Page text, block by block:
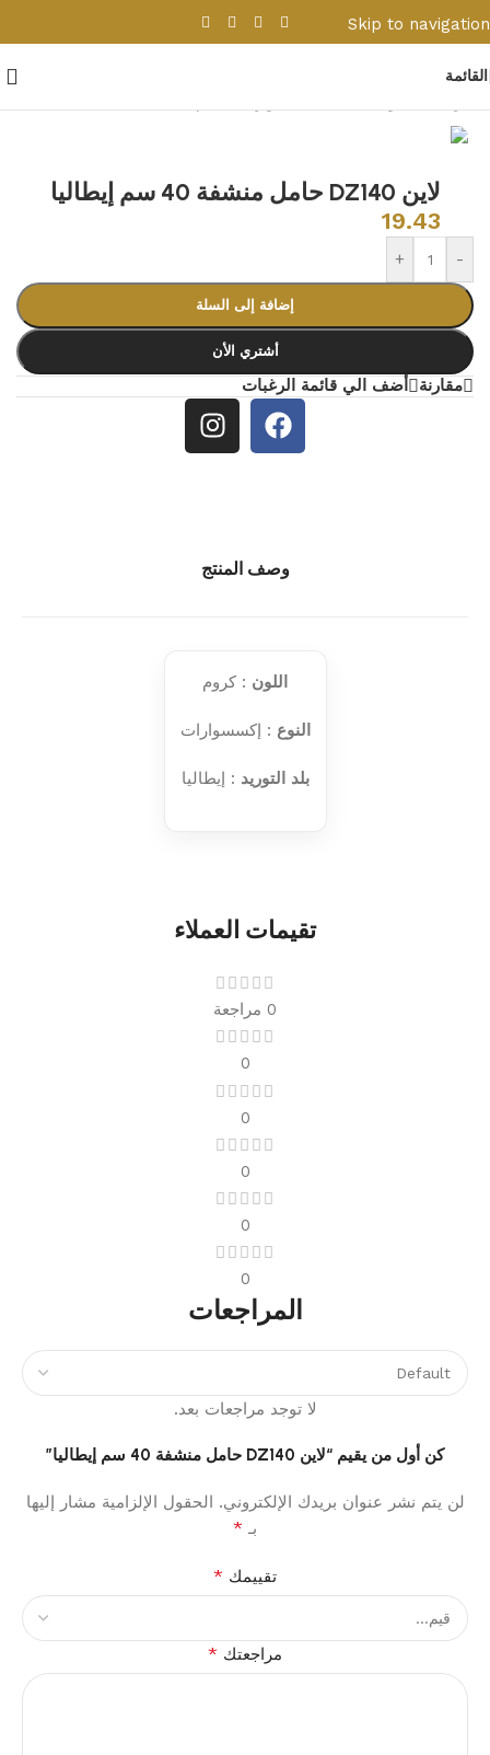
Skip to navigation
Skip to main content
القائمة
لاين DZ140 حامل منشفة 40 سم إيطاليا
19.43
-
+
إضافة إلى السلة
أشتري الأن
مقارنة أضف الي قائمة الرغبات
وصف المنتج
اللون : كروم
النوع : إكسسوارات
بلد التوريد : إيطاليا
تقيمات العملاء
0 مراجعة
0
0
0
0
0
المراجعات
لا توجد مراجعات بعد.
كن أول من يقيم “لاين DZ140 حامل منشفة 40 سم إيطاليا”
لن يتم نشر عنوان بريدك الإلكتروني. الحقول الإلزامية مشار إليها
بـ *
تقييمك *
مراجعتك *